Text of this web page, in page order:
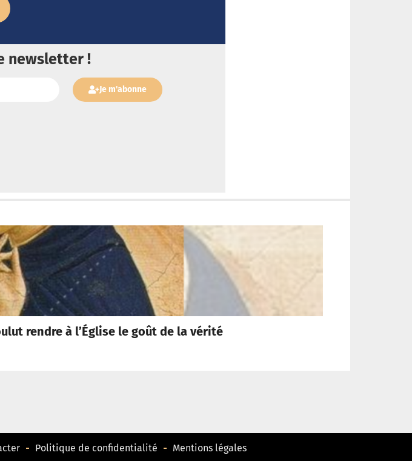
newsletter !
Je m'abonne
rendre à l’Église le goût de la vérité
Politique de confidentialité Mentions légales